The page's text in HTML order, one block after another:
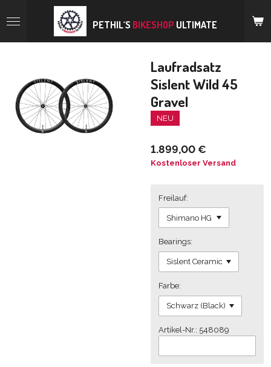
Hauptinhalt
PETHIL´S BIKESHOP ULTIMATE
Laufradsatz
Sislent Wild 45
Gravel
NEU
1.899,00 €
Kostenloser Versand
Freilauf:
Bearings:
Farbe:
Artikel-Nr.: 548089